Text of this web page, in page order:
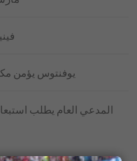
يوفنتوس يؤمن
المدعي العام يطلب